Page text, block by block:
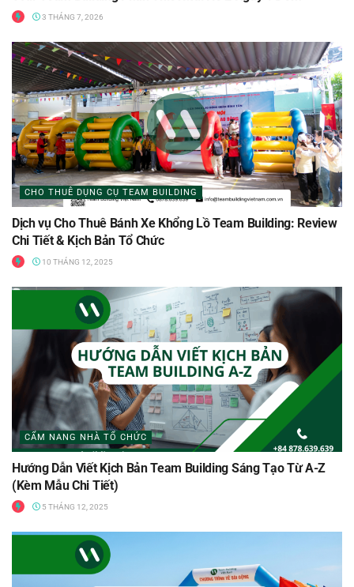
3 THÁNG 7, 2026
CHO THUÊ DỤNG CỤ TEAM BUILDING
Dịch vụ Cho Thuê Bánh Xe Khổng Lồ Team Building: Review
Chi Tiết & Kịch Bản Tổ Chức
10 THÁNG 12, 2025
CẨM NANG NHÀ TỔ CHỨC
Hướng Dẫn Viết Kịch Bản Team Building Sáng Tạo Từ A-Z
(Kèm Mẫu Chi Tiết)
5 THÁNG 12, 2025